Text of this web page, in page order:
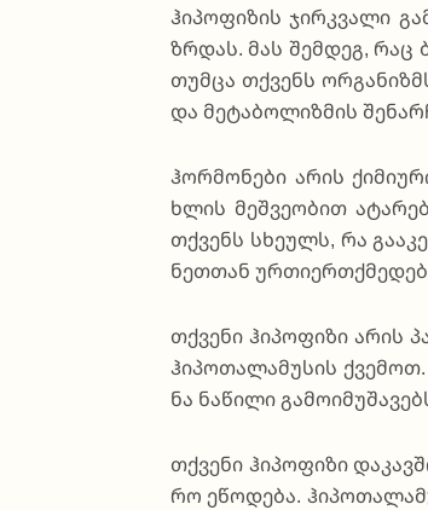
ჰი­პო­ფი­ზის ჯირ­კვა­ლი
ზრდას. მას შემ­დეგ, რაც
თუმ­ცა თქვენს
და მე­ტა­ბო­ლიზ­მის
ჰო­რმო­ნე­ბი არის
ხლის მეშ­ვე­ო­ბით
თქვენს სხე­ულს, რა
ნეთ­თან
თქვე­ნი ჰი­პო­ფი­ზი არის
ჰი­პო­თა­ლა­მუ­სის
ნა ნა­წი­ლი
თქვე­ნი ჰი­პო­ფი­ზი
რო ეწო­დე­ბა.